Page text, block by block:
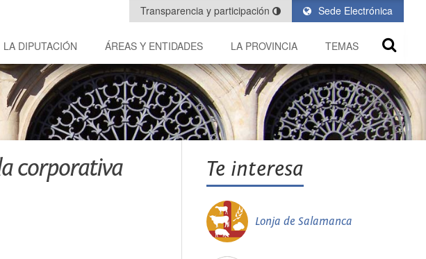
Sede Electrónica
Transparencia y participación
LA DIPUTACIÓN ÁREAS Y ENTIDADES LA PROVINCIA TEMAS
corporativa Te interesa
Lonja de Salamanca